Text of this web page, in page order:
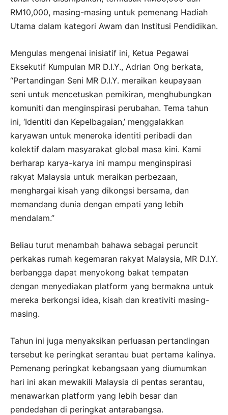
RM10,000, masing-masing untuk pemenang Hadiah
Utama dalam kategori Awam dan Institusi Pendidikan.
Mengulas mengenai inisiatif ini, Ketua Pegawai
Eksekutif Kumpulan MR D.I.Y., Adrian Ong berkata,
“Pertandingan Seni MR D.I.Y. meraikan keupayaan
seni untuk mencetuskan pemikiran, menghubungkan
komuniti dan menginspirasi perubahan. Tema tahun
ini, ‘Identiti dan Kepelbagaian,’ menggalakkan
karyawan untuk meneroka identiti peribadi dan
kolektif dalam masyarakat global masa kini. Kami
berharap karya-karya ini mampu menginspirasi
rakyat Malaysia untuk meraikan perbezaan,
menghargai kisah yang dikongsi bersama, dan
memandang dunia dengan empati yang lebih
mendalam.”
Beliau turut menambah bahawa sebagai peruncit
perkakas rumah kegemaran rakyat Malaysia, MR D.I.Y.
berbangga dapat menyokong bakat tempatan
dengan menyediakan platform yang bermakna untuk
mereka berkongsi idea, kisah dan kreativiti masing-
masing.
Tahun ini juga menyaksikan perluasan pertandingan
tersebut ke peringkat serantau buat pertama kalinya.
Pemenang peringkat kebangsaan yang diumumkan
hari ini akan mewakili Malaysia di pentas serantau,
menawarkan platform yang lebih besar dan
pendedahan di peringkat antarabangsa.